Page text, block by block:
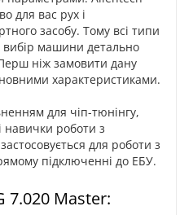
для вас рух і
засобу. Тому всі типи
вибір машини детально
ніж замовити дану
характеристиками.
для чіп-тюнінгу,
навички роботи з
для роботи з
підключенні до ЕБУ.
7.020 Master: